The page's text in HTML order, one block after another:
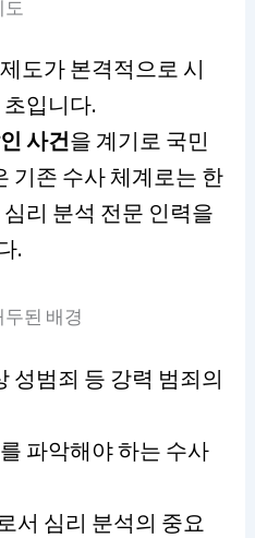
도
도가 본격적으로 시
입니다.
사건을 계기로 국민
기존 수사 체계로는 한
리 분석 전문 인력을
.
된 배경
성범죄 등 강력 범죄의
파악해야 하는 수사
서 심리 분석의 중요